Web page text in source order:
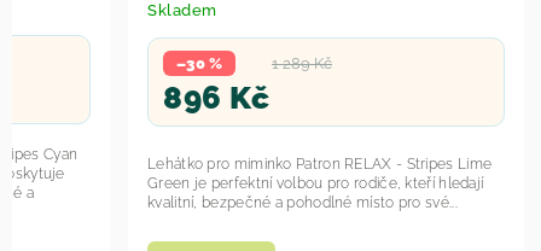
Cyan
a
Skladem
1 289 Kč
–30 %
896 Kč
Lehátko pro miminko Patron RELAX - Stripes Lime
Green je perfektní volbou pro rodiče, kteří hledají
kvalitní, bezpečné a pohodlné místo pro své...